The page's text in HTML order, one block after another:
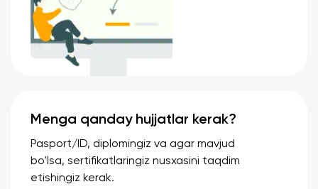
Menga qanday hujjatlar kerak?
Pasport/ID, diplomingiz va agar mavjud
bo'lsa, sertifikatlaringiz nusxasini taqdim
etishingiz kerak.